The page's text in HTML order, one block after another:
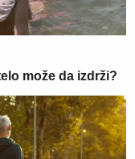
može da izdrži?